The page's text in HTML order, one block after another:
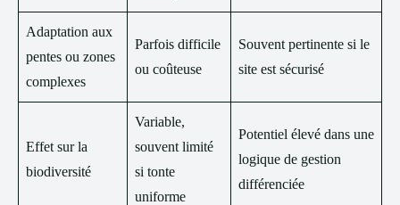
Adaptation aux
pentes ou zones
complexes
Parfois difficile
ou coûteuse
Souvent pertinente si le
site est sécurisé
Effet sur la
biodiversité
Variable,
souvent limité
si tonte
uniforme
Potentiel élevé dans une
logique de gestion
différenciée